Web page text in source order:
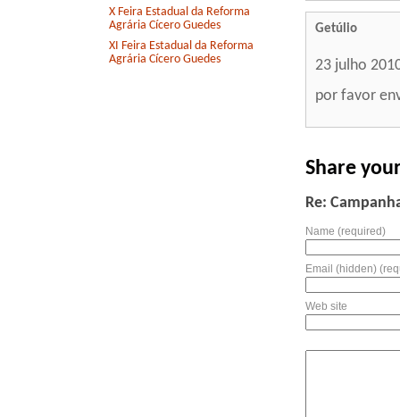
X Feira Estadual da Reforma
Agrária Cícero Guedes
XI Feira Estadual da Reforma
Agrária Cícero Guedes
Getúlio
23 julho
por favor
Share
Re:
Name (required)
Email (hidden)
Web site